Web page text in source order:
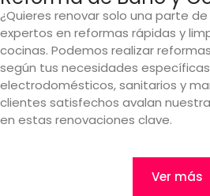
¿Quieres renovar solo una parte
expertos en reformas rápidas y
cocinas. Podemos realizar
según tus necesidades
electrodomésticos, sanitarios y
clientes satisfechos avalan
en estas renovaciones clave.
Ver más